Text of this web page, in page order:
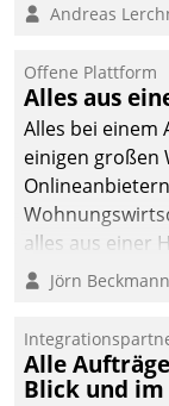
Andreas
Offene Plattform
Alles aus
Alles bei einem
einigen großen
alles aus einer
Jörn Beckmann
Alle
Blick und